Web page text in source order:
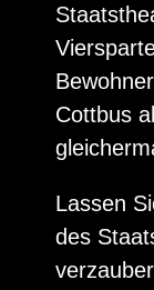
Cottbus
Lassen
des